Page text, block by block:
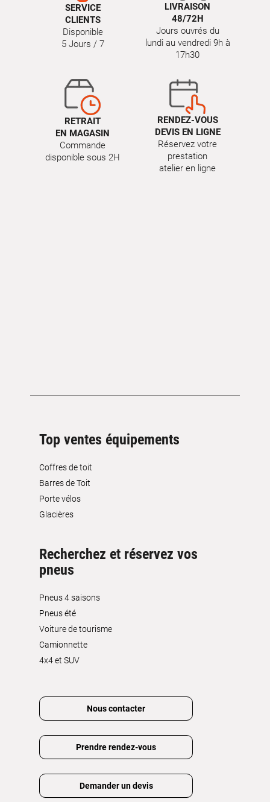
SERVICE
CLIENTS
Disponible
5 Jours / 7
LIVRAISON
48/72H
Jours ouvrés du
lundi au vendredi 9h à
17h30
RETRAIT
EN MAGASIN
Commande
disponible sous 2H
RENDEZ-VOUS
DEVIS EN LIGNE
Réservez votre
prestation
atelier en ligne
Top ventes équipements
Coffres de toit
Barres de Toit
Porte vélos
Glacières
Recherchez et réservez vos
pneus
Pneus 4 saisons
Pneus été
Voiture de tourisme
Camionnette
4x4 et SUV
Nous contacter
Prendre rendez-vous
Demander un devis